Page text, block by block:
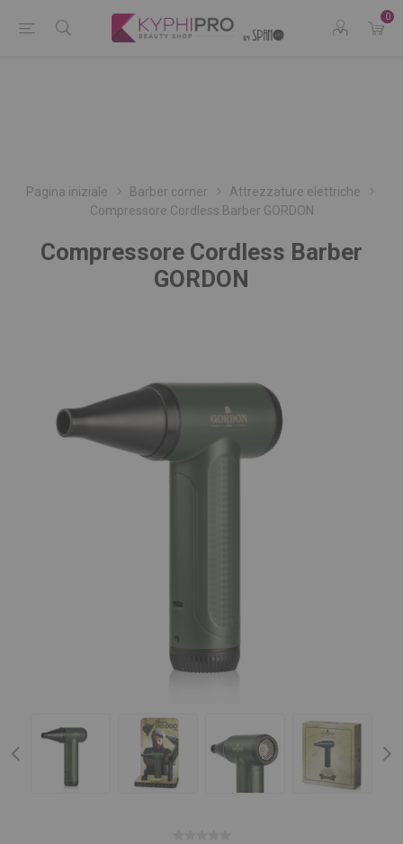
0
Pagina iniziale Barber corner
Attrezzature elettriche
Compressore Cordless Barber GORDON
Compressore Cordless Barber
GORDON